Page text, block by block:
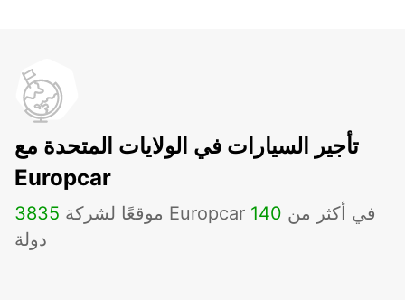
تأجير السيارات في الولايات المتحدة مع
Europcar
3835 موقعًا لشركة Europcar في أكثر من 140
دولة